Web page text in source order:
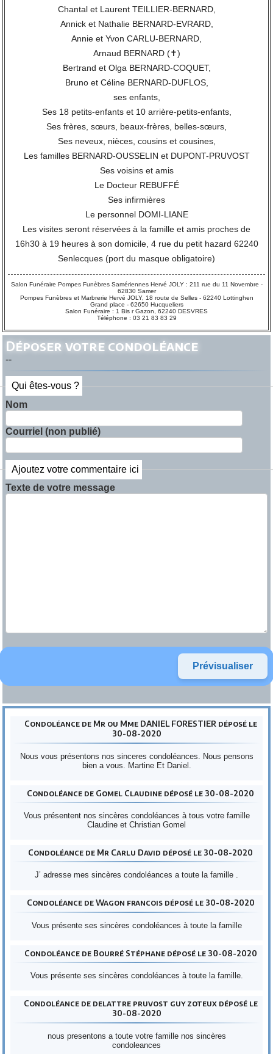
Chantal et Laurent TEILLIER-BERNARD,
Annick et Nathalie BERNARD-EVRARD,
Annie et Yvon CARLU-BERNARD,
Arnaud BERNARD (✝)
Bertrand et Olga BERNARD-COQUET,
Bruno et Céline BERNARD-DUFLOS,
ses enfants,
Ses 18 petits-enfants et 10 arrière-petits-enfants,
Ses frères, sœurs, beaux-frères, belles-sœurs,
Ses neveux, nièces, cousins et cousines,
Les familles BERNARD-OUSSELIN et DUPONT-PRUVOST
Ses voisins et amis
Le Docteur REBUFFÉ
Ses infirmières
Le personnel DOMI-LIANE
Les visites seront réservées à la famille et amis proches de
16h30 à 19 heures à son domicile, 4 rue du petit hazard 62240
Senlecques (port du masque obligatoire)
Salon Funéraire Pompes Funèbres Samériennes Hervé JOLY : 211 rue du 11 Novembre -
62830 Samer
Pompes Funèbres et Marbrerie Hervé JOLY, 18 route de Selles - 62240 Lottinghen
Grand place - 62650 Hucqueliers
Salon Funéraire : 1 Bis r Gazon, 62240 DESVRES
Téléphone : 03 21 83 83 29
Déposer votre condoléance
--
Qui êtes-vous ?
Nom
Courriel (non publié)
Ajoutez votre commentaire ici
Texte de votre message
Condoléance de Mr ou Mme DANIEL FORESTIER déposé le
30-08-2020
Nous vous présentons nos sinceres condoléances. Nous pensons
bien a vous. Martine Et Daniel.
Condoléance de Gomel Claudine déposé le 30-08-2020
Vous présentent nos sincères condoléances à tous votre famille
Claudine et Christian Gomel
Condoléance de Mr Carlu David déposé le 30-08-2020
J’ adresse mes sincères condoléances a toute la famille .
Condoléance de Wagon francois déposé le 30-08-2020
Vous présente ses sincères condoléances à toute la famille
Condoléance de Bourré Stéphane déposé le 30-08-2020
Vous présente ses sincères condoléances à toute la famille.
Condoléance de delattre pruvost guy zoteux déposé le
30-08-2020
nous presentons a toute votre famille nos sincères
condoleances